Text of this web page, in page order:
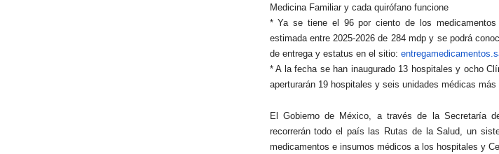
Medicina Familiar y cada quirófano funcione
* Ya se tiene el 96 por ciento de los
estimada entre 2025-2026 de 284 mdp y se podrá
de entrega y estatus en el sitio:
* A la fecha se han inaugurado 13 hospitales y ocho
aperturarán 19 hospitales y seis unidades médicas más
El Gobierno de México, a través de la Secretaría
recorrerán todo el país las Rutas de la Salud, un
medicamentos e insumos médicos a los hospitales y